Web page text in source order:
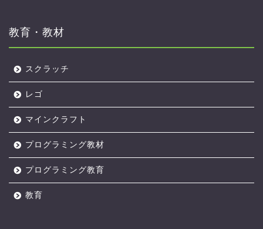
教育・教材
スクラッチ
レゴ
マインクラフト
プログラミング教材
プログラミング教育
教育
無料体験レッスン